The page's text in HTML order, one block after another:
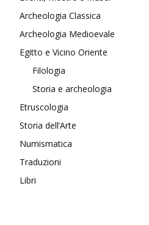
Archeologia Classica
Archeologia Medioevale
Egitto e Vicino Oriente
Filologia
Storia e archeologia
Etruscologia
Storia dell’Arte
Numismatica
Traduzioni
Libri